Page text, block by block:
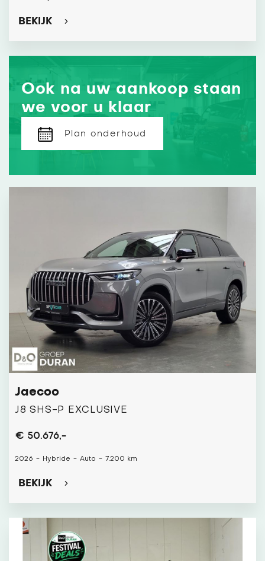
BEKIJK
Ook na uw aankoop staan
we voor u klaar
Plan onderhoud
Jaecoo
J8 SHS-P EXCLUSIVE
€ 50.676,-
2026 - Hybride - Auto - 7.200 km
BEKIJK